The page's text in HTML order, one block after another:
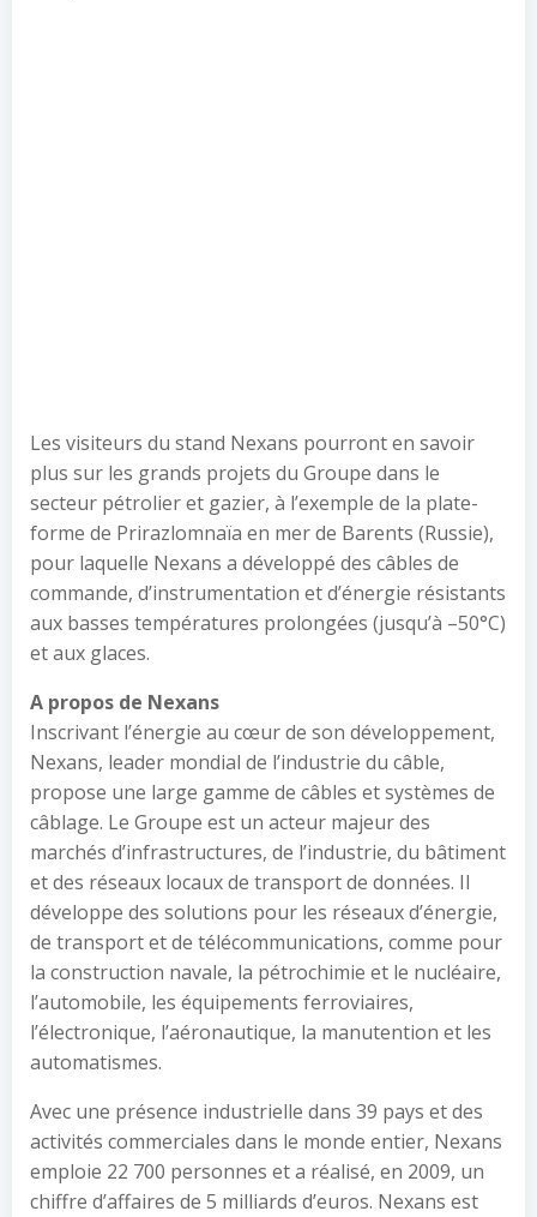
Les visiteurs du stand Nexans pourront en savoir
plus sur les grands projets du Groupe dans le
secteur pétrolier et gazier, à l’exemple de la plate-
forme de Prirazlomnaïa en mer de Barents (Russie),
pour laquelle Nexans a développé des câbles de
commande, d’instrumentation et d’énergie résistants
aux basses températures prolongées (jusqu’à –50°C)
et aux glaces.
A propos de Nexans
Inscrivant l’énergie au cœur de son développement,
Nexans, leader mondial de l’industrie du câble,
propose une large gamme de câbles et systèmes de
câblage. Le Groupe est un acteur majeur des
marchés d’infrastructures, de l’industrie, du bâtiment
et des réseaux locaux de transport de données. Il
développe des solutions pour les réseaux d’énergie,
de transport et de télécommunications, comme pour
la construction navale, la pétrochimie et le nucléaire,
l’automobile, les équipements ferroviaires,
l’électronique, l’aéronautique, la manutention et les
automatismes.
Avec une présence industrielle dans 39 pays et des
activités commerciales dans le monde entier, Nexans
emploie 22 700 personnes et a réalisé, en 2009, un
chiffre d’affaires de 5 milliards d’euros. Nexans est